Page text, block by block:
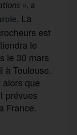
», a
La
est
le
le 30 mars
à Toulouse.
que
prévues
France.